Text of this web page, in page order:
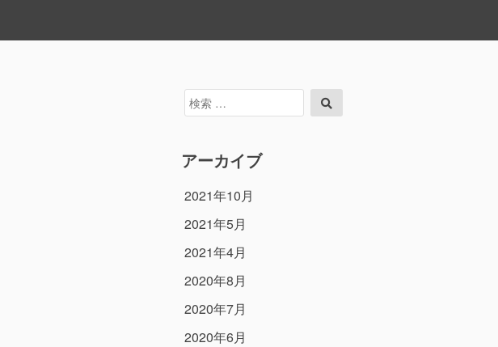
検
索
索
アーカイブ
2021年10月
2021年5月
2021年4月
2020年8月
2020年7月
2020年6月